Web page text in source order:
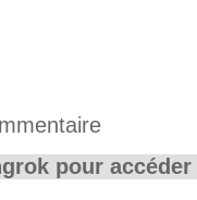
pour accéder